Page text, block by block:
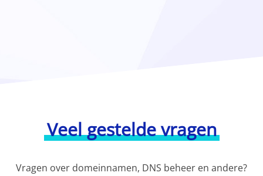
Veel gestelde vragen
Vragen over domeinnamen, DNS beheer en andere?